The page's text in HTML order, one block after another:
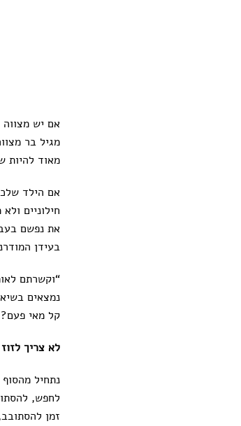
אם יש
מגיל בר
מאוד להיות
אם הילד שלכם מתקרב
חילוניים
את נפשם
בעידן
“וקשרתם
נמצאים
קל מאי
לא צריך
נתחיל
לחפש,
זמן